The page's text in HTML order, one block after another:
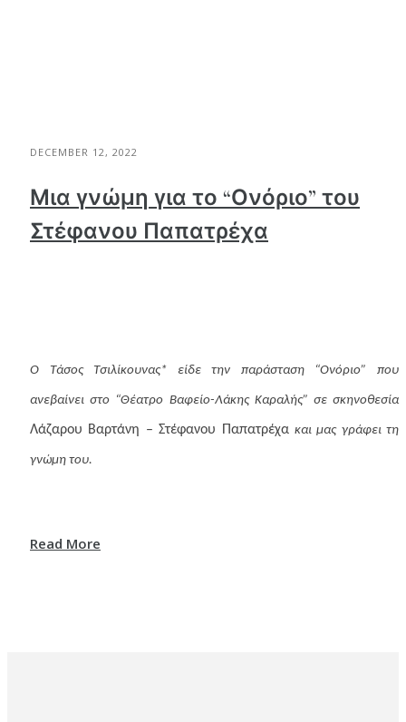
DECEMBER 12, 2022
Μια γνώμη για το “Ονόριο” του
Στέφανου Παπατρέχα
Ο Τάσος Τσιλίκουνας* είδε την παράσταση “Ονόριο” που
ανεβαίνει στο “Θέατρο Βαφείο-Λάκης Καραλής” σε σκηνοθεσία
Λάζαρου Βαρτάνη – Στέφανου Παπατρέχα και μας γράφει τη
γνώμη του.
Read More